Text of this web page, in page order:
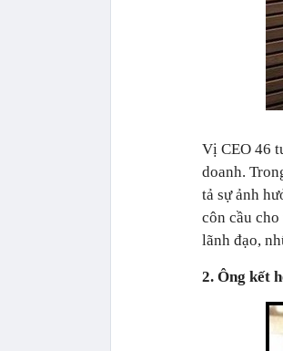
Vị CEO 46
doanh.
tả sự ảnh
côn cầu
lãnh đạo,
2. Ông kết